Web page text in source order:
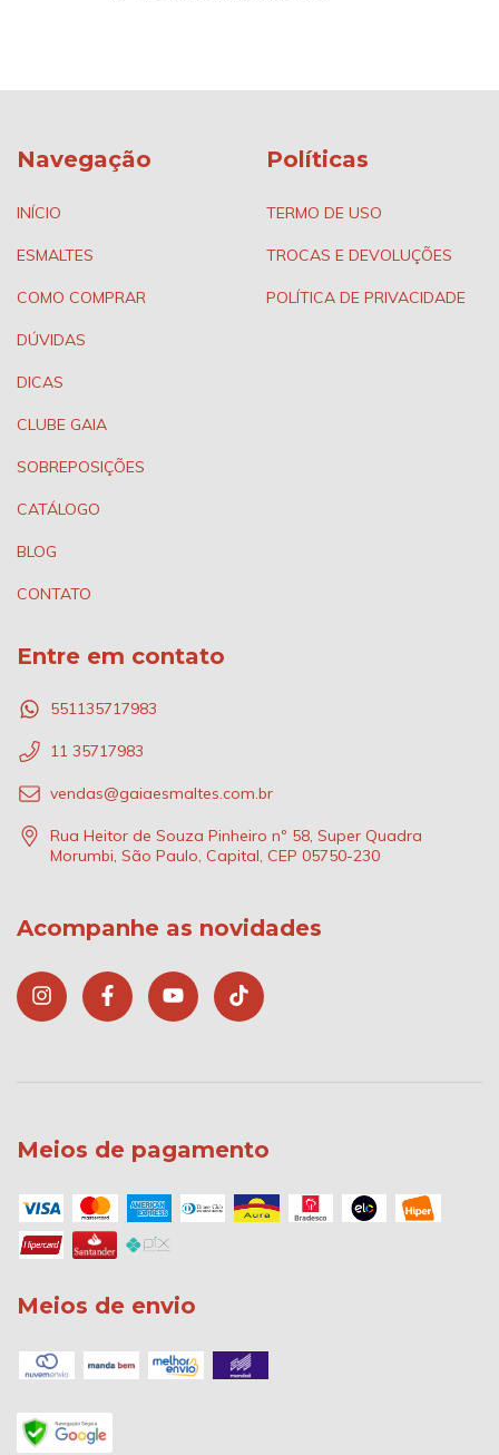
Navegação
INÍCIO
ESMALTES
COMO COMPRAR
DÚVIDAS
DICAS
CLUBE GAIA
SOBREPOSIÇÕES
CATÁLOGO
BLOG
CONTATO
Políticas
TERMO DE USO
TROCAS E DEVOLUÇÕES
POLÍTICA DE PRIVACIDADE
Entre em contato
551135717983
11 35717983
vendas@gaiaesmaltes.com.br
Rua Heitor de Souza Pinheiro nº 58, Super Quadra
Morumbi, São Paulo, Capital, CEP 05750-230
Acompanhe as novidades
Meios de pagamento
Meios de envio